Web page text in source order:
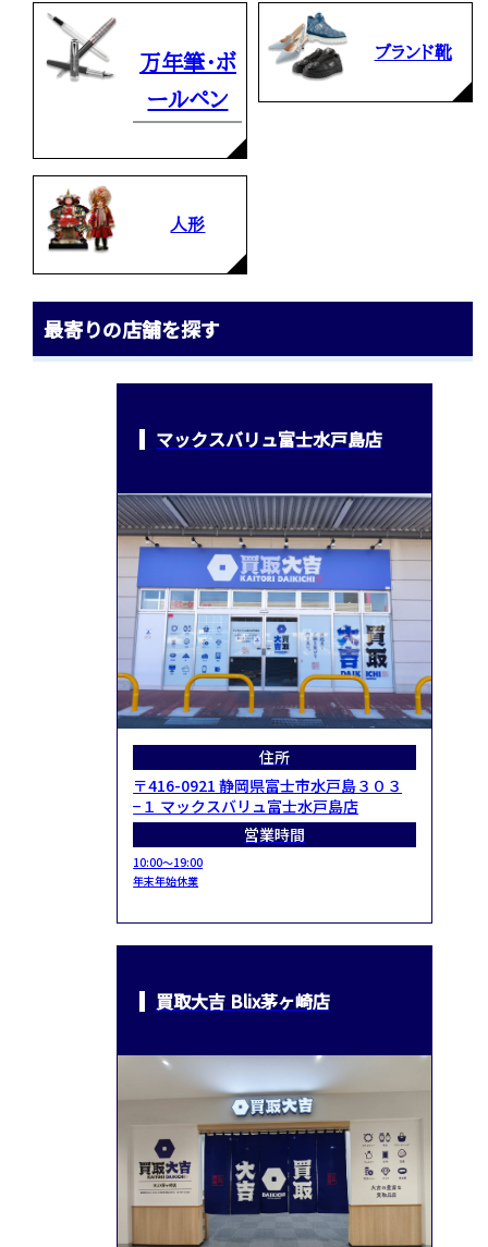
万年筆・ボ
ールペン
ブランド靴
人形
最寄りの店舗を探す
マックスバリュ富士水戸島店
住所
〒416-0921 静岡県富士市水戸島３０３
−１ マックスバリュ富士水戸島店
営業時間
10:00～19:00
年末年始休業
買取大吉 Blix茅ヶ崎店